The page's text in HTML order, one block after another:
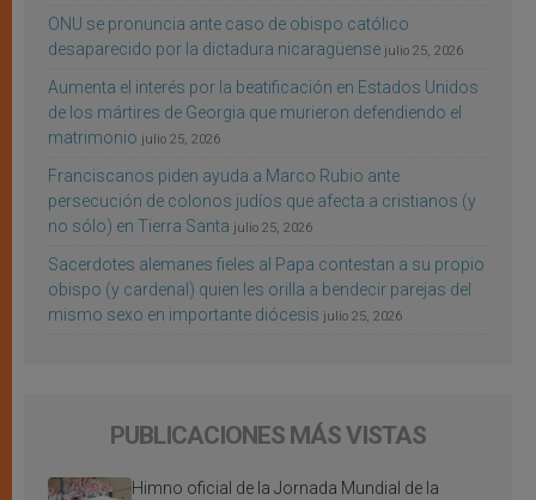
ONU se pronuncia ante caso de obispo católico
desaparecido por la dictadura nicaragüense julio 25, 2026
Aumenta el interés por la beatificación en Estados Unidos
de los mártires de Georgia que murieron defendiendo el
matrimonio julio 25, 2026
Franciscanos piden ayuda a Marco Rubio ante
persecución de colonos judíos que afecta a cristianos (y
no sólo) en Tierra Santa julio 25, 2026
Sacerdotes alemanes fieles al Papa contestan a su propio
obispo (y cardenal) quien les orilla a bendecir parejas del
mismo sexo en importante diócesis julio 25, 2026
PUBLICACIONES MÁS VISTAS
Himno oficial de la Jornada Mundial de la